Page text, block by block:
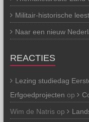
Militair-historische
Naar een nieuw
REACTIES
Lezing studiedag
Erfgoedprojecten op
Wim de Natrisop